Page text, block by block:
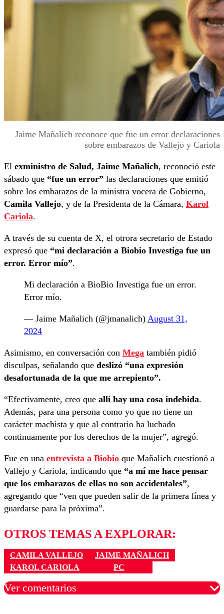
Jaime Mañalich reconoce que fue un error declaraciones
sobre embarazos de Vallejo y Cariola
El exministro de Salud, Jaime Mañalich, reconoció este
sábado que “fue un error” las declaraciones que emitió
sobre los embarazos de la ministra vocera de Gobierno,
Camila Vallejo, y de la Presidenta de la Cámara, Karol
Cariola.
A través de su cuenta de X, el otrora secretario de Estado
expresó que “mi declaración a Biobio Investiga fue un
error. Error mío”.
Mi declaración a BioBio Investiga fue un error.
Error mío.
— Jaime Mañalich (@jmanalich) August 31,
2024
Asimismo, en conversación con Mega también pidió
disculpas, señalando que deslizó “una expresión
desafortunada de la que me arrepiento”.
“Efectivamente, creo que allí hay una cosa indebida.
Además, para una persona como yo que no tiene un
carácter machista y que al contrario ha luchado
continuamente por los derechos de la mujer”, agregó.
Fue en una entrevista a Biobio que Mañalich cuestionó a
Vallejo y Cariola, indicando que “a mí me hace pensar
que los embarazos de ellas no son accidentales”,
agregando que “ven que pueden salir de la primera línea y
guardarse para la próxima”.
OTROS TEMAS A EXPLORAR:
CAMILA VALLEJO
JAIME MAÑALICH
KAROL CARIOLA
PC
Ver comentarios